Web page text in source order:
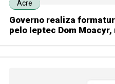
Acre
Governo realiza
pelo Ieptec Dom Moacyr,